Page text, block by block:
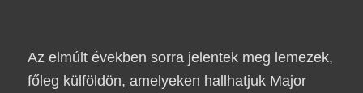
Az elmúlt években sorra jelentek meg lemezek,
főleg külföldön, amelyeken hallhatjuk Major